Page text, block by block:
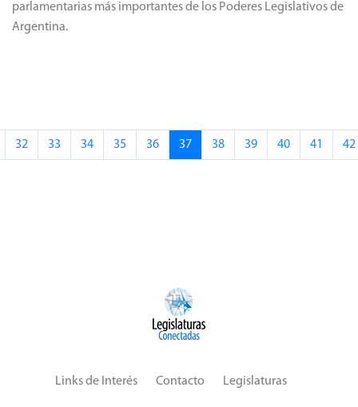
parlamentarias más importantes de los Poderes Legislativos de
Argentina.
32 33 34 35 36 37 38 39 40 41 42
Links de Interés Contacto Legislaturas